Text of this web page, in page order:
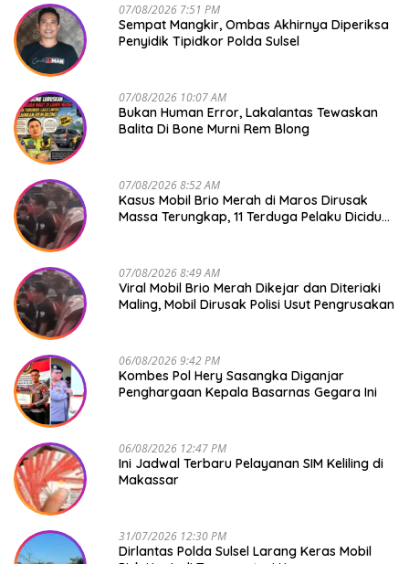
07/08/2026 7:51 PM
Sempat Mangkir, Ombas Akhirnya Diperiksa
Penyidik Tipidkor Polda Sulsel
07/08/2026 10:07 AM
Bukan Human Error, Lakalantas Tewaskan
Balita Di Bone Murni Rem Blong
07/08/2026 8:52 AM
Kasus Mobil Brio Merah di Maros Dirusak
Massa Terungkap, 11 Terduga Pelaku Diciduk
07/08/2026 8:49 AM
Viral Mobil Brio Merah Dikejar dan Diteriaki
Maling, Mobil Dirusak Polisi Usut Pengrusakan
06/08/2026 9:42 PM
Kombes Pol Hery Sasangka Diganjar
Penghargaan Kepala Basarnas Gegara Ini
06/08/2026 12:47 PM
Ini Jadwal Terbaru Pelayanan SIM Keliling di
Makassar
31/07/2026 12:30 PM
Dirlantas Polda Sulsel Larang Keras Mobil